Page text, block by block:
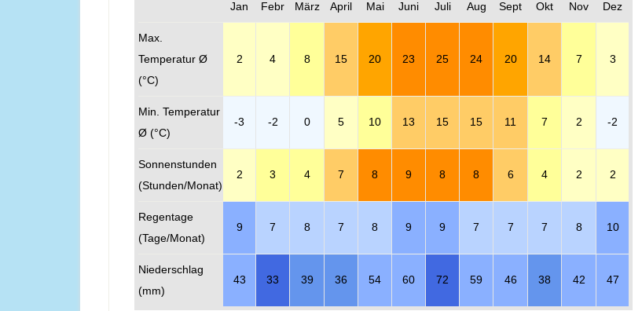
Jan Febr März April Mai Juni Juli Aug Sept Okt Nov Dez
Max.
Temperatur Ø
(°C)
2 4 8 15 20 23 25 24 20 14 7 3
Min. Temperatur
Ø (°C)
-3 -2 0 5 10 13 15 15 11 7 2 -2
Sonnenstunden
(Stunden/Monat)
2 3 4 7 8 9 8 8 6 4 2 2
Regentage
(Tage/Monat)
9 7 8 7 8 9 9 7 7 7 8 10
Niederschlag
(mm)
43 33 39 36 54 60 72 59 46 38 42 47